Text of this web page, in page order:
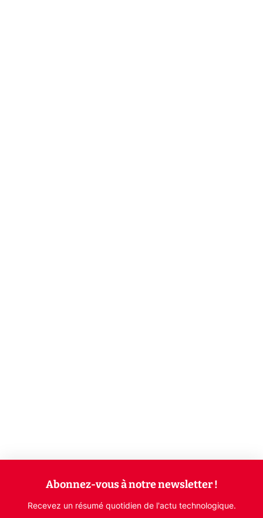
Abonnez-vous à notre newsletter !
Recevez un résumé quotidien de l'actu technologique.